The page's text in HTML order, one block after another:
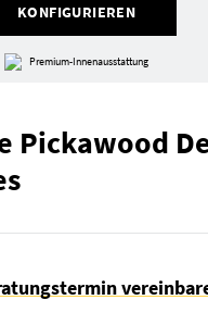
KONFIGURIEREN
Premium-Innenausstattung
Pickawood